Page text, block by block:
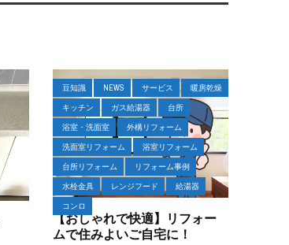
豆知識 NEWS サービス
暖房乾燥
キッチン
ガス給湯器
台所
浴室・洗面室
外構リフォーム
洗面室リフォーム
浴室リフォーム
台所リフォーム
リフォーム事例
水栓金具
レンジフード
給湯器
コンロ
【おしゃれで快適】リフォー
ムで住みよいご自宅に！